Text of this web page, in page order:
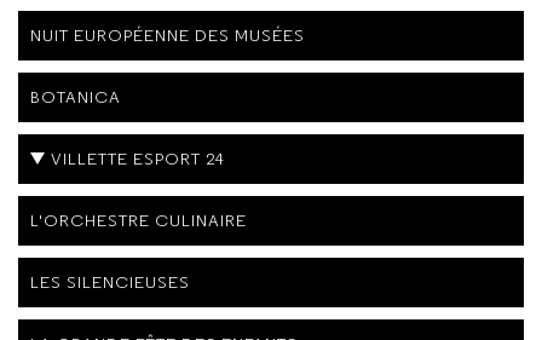
NUIT EUROPÉENNE DES MUSÉES
BOTANICA
VILLETTE ESPORT 24
L'ORCHESTRE CULINAIRE
LES SILENCIEUSES